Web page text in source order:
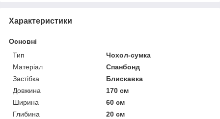
Характеристики
Основні
Тип
Чохол-сумка
Матеріал
Спанбонд
Застібка
Блискавка
Довжина
170 см
Ширина
60 см
Глибина
20 см